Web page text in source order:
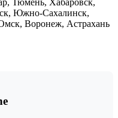
Южно-Сахалинск,
Воронеж, Астрахань